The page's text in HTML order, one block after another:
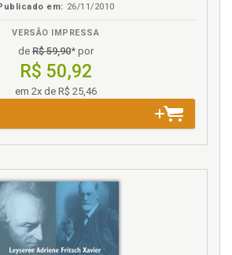
ansiedade e ira à certeza de ser
regressiva, p. 226
de ansiedade e ataques de ira, p.
p. 121
males do maniqueísmo, p. 220
de morte ao projeto de ser família: a
p. 190
p. 164
em: 26/11/2010
VERSÃO IMPRESSA
de R$ 59,90* por
R$ 50,92
em 2x de R$ 25,46